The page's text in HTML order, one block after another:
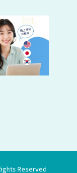
Reserved